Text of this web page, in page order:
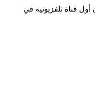
قناة تلفزيونية في